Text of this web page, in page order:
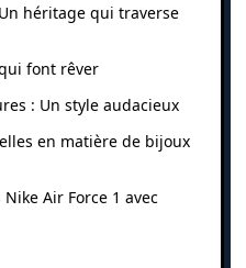
héritage qui traverse
font rêver
: Un style audacieux
en matière de bijoux
Air Force 1 avec